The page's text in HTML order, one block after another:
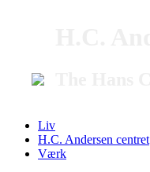
Liv
H.C. Andersen centret
Værk